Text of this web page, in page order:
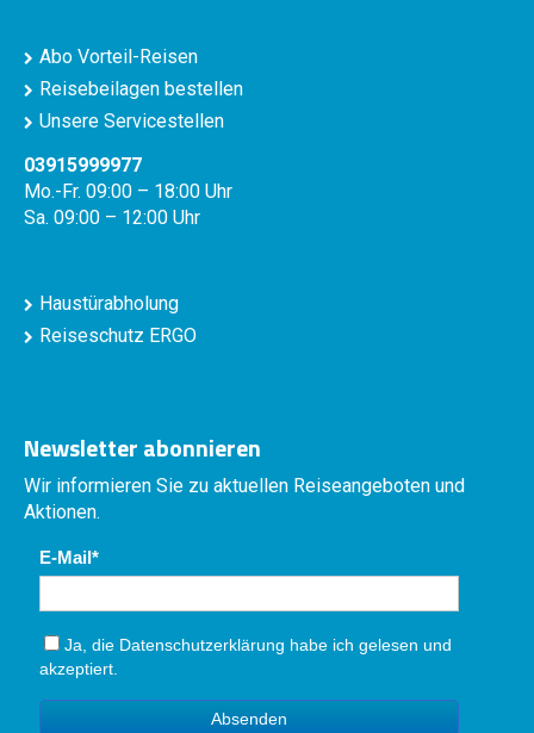
Abo Vorteil-Reisen
Reisebeilagen bestellen
Unsere Servicestellen
03915999977
Mo.-Fr. 09:00 – 18:00 Uhr
Sa. 09:00 – 12:00 Uhr
Haustürabholung
Reiseschutz ERGO
Newsletter abonnieren
Wir informieren Sie zu aktuellen Reiseangeboten und
Aktionen.
E-Mail
Ja, die Datenschutzerklärung habe ich gelesen und
akzeptiert.
Absenden